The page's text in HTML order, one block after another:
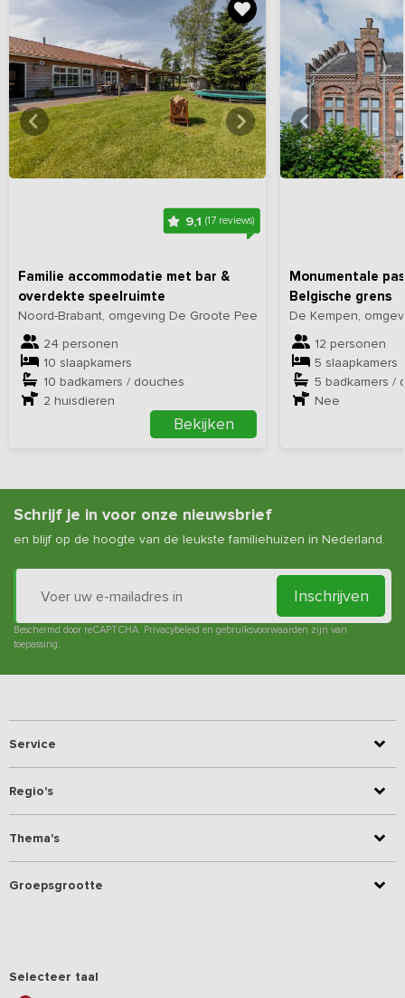
9,1(17 reviews)
Familie accommodatie met bar &
overdekte speelruimte
Noord-Brabant, omgeving De Groote Peel
24 personen
10 slaapkamers
10 badkamers / douches
2 huisdieren
Bekijken
Bekijkhieralle foto's
Monumentale
Belgische grens
De Kempen,
12 personen
5 slaapkamers
5 badkamers /
Nee
Bekijk
Schrijf je in voor onze nieuwsbrief
en blijf op de hoogte van de leukste familiehuizen in Nederland.
Inschrijven
Beschermd door reCAPTCHA. Privacybeleid en gebruiksvoorwaarden zijn van
toepassing.
Service
Regio's
Thema's
Groepsgrootte
Selecteer taal